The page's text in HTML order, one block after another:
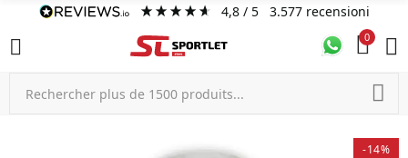
4,8/ 5 3.577 recensioni
0
-14%